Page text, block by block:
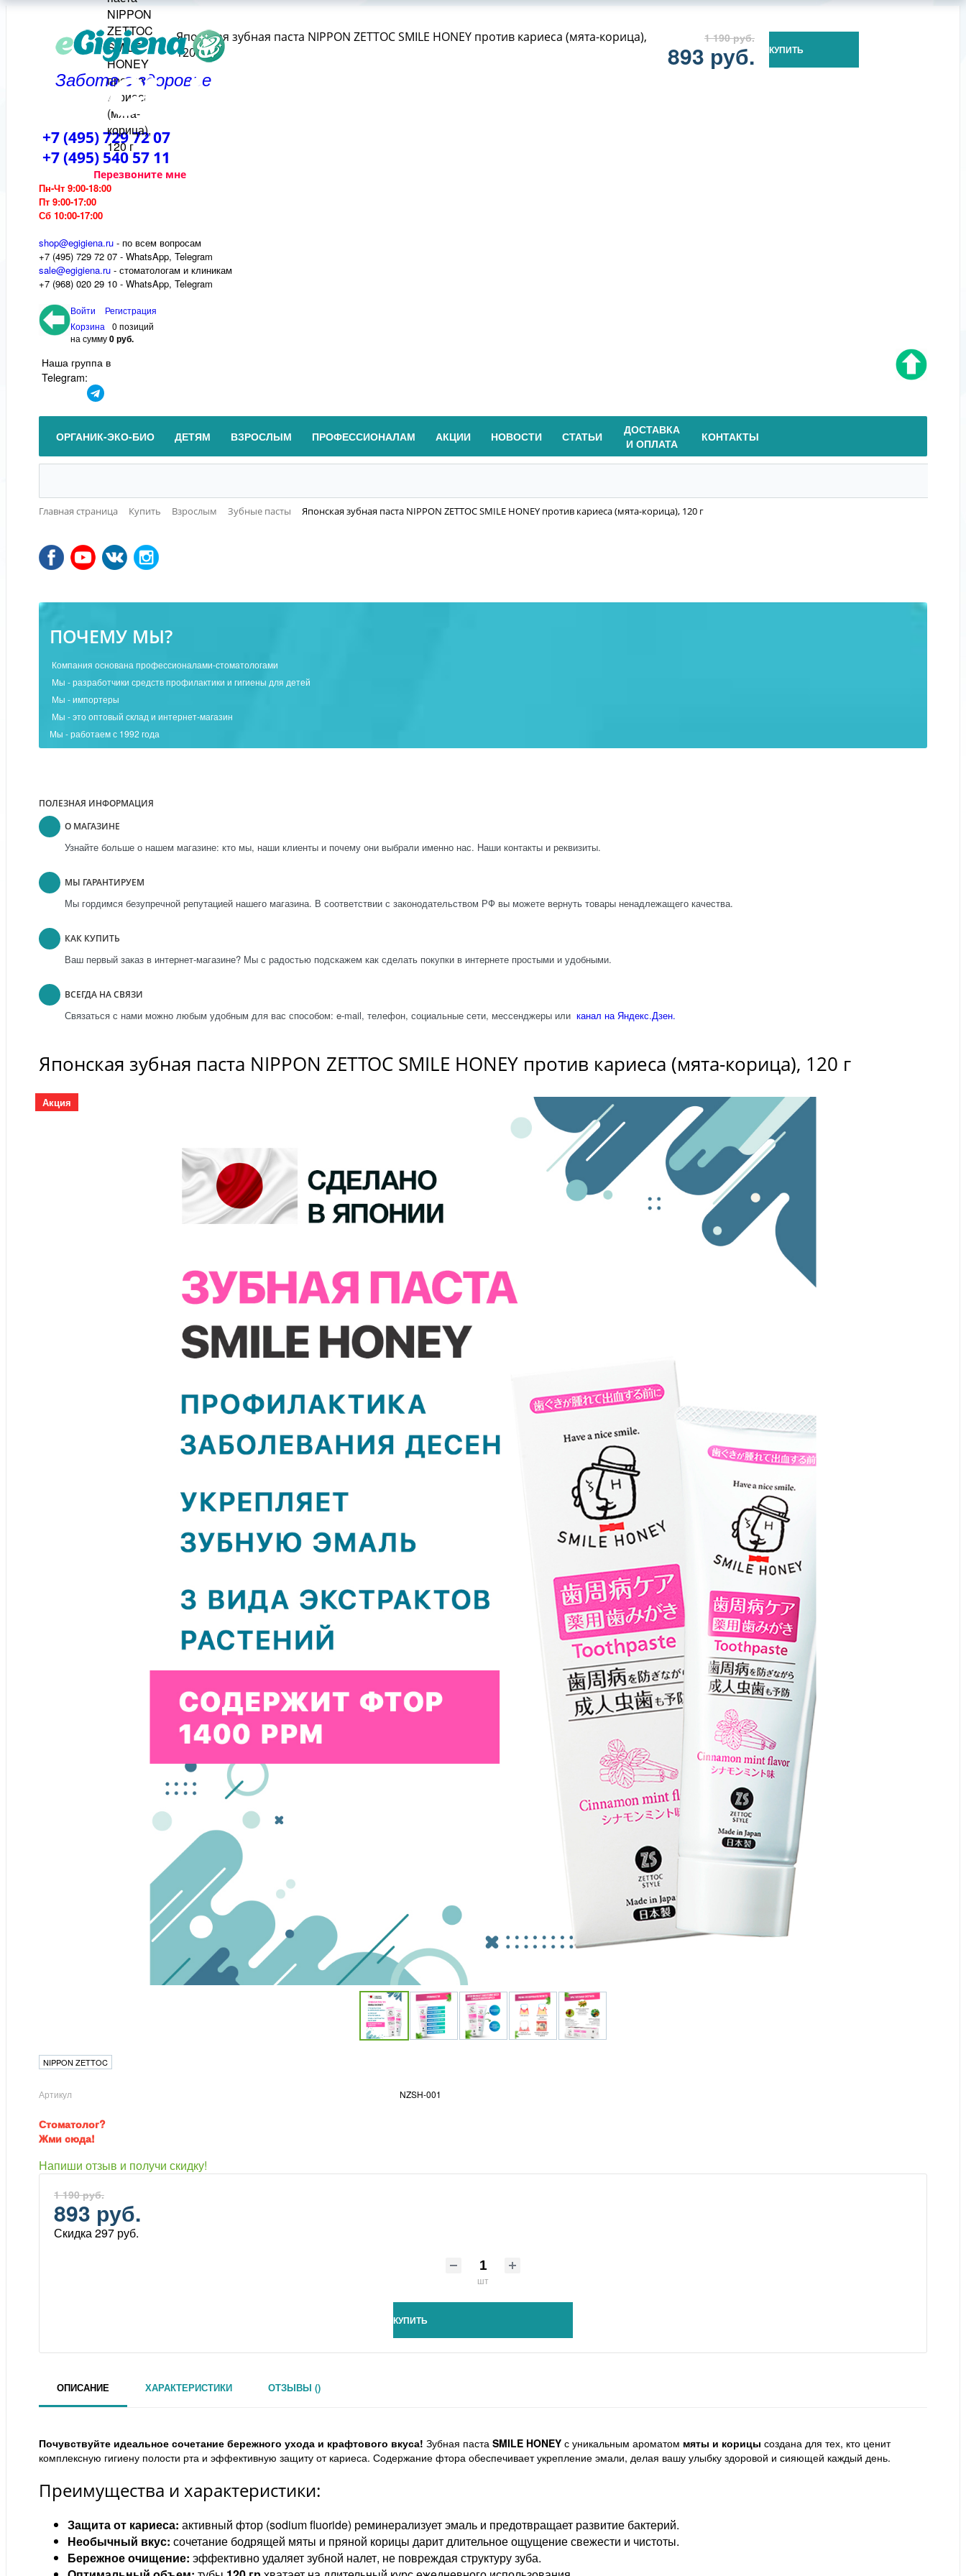
Забота о здоровье
+7 (495) 729 72 07
+7 (495) 540 57 11
Перезвоните мне
Пн-Чт 9:00-18:00
Пт 9:00-17:00
Сб 10:00-17:00
shop@egigiena.ru - по всем вопросам
‎+7 (495) 729 72 07 - WhatsApp, Telegram
sale@egigiena.ru - стоматологам и клиникам
+7 (968) 020 29 10 - WhatsApp, Telegram
Войти
Регистрация
Корзина
0 позиций
на сумму0 руб.
Наша группа в
Telegram:
ОРГАНИК-ЭКО-БИО ДЕТЯМ ВЗРОСЛЫМ ПРОФЕССИОНАЛАМ АКЦИИ НОВОСТИ СТАТЬИ
ДОСТАВКА
И ОПЛАТА
КОНТАКТЫ
Главная страница Купить Взрослым Зубные пасты Японская зубная паста NIPPON ZETTOC SMILE HONEY против кариеса (мята-корица), 120 г
ПОЧЕМУ МЫ?
Компания основана профессионалами-стоматологами
Мы - разработчики средств профилактики и гигиены для детей
Мы - импортеры
Мы - это оптовый склад и интернет-магазин
Мы - работаем с 1992 года
ПОЛЕЗНАЯ ИНФОРМАЦИЯ
О МАГАЗИНЕ
Узнайте больше о нашем магазине: кто мы, наши клиенты и почему они выбрали именно нас. Наши контакты и реквизиты.
МЫ ГАРАНТИРУЕМ
Мы гордимся безупречной репутацией нашего магазина. В соответствии с законодательством РФ вы можете вернуть товары ненадлежащего качества.
КАК КУПИТЬ
Ваш первый заказ в интернет-магазине? Мы с радостью подскажем как сделать покупки в интернете простыми и удобными.
ВСЕГДА НА СВЯЗИ
Связаться с нами можно любым удобным для вас способом: e-mail, телефон, социальные сети, мессенджеры или канал на Яндекс.Дзен.
Японская зубная паста NIPPON ZETTOC SMILE HONEY против кариеса (мята-корица), 120 г
Акция
NIPPON ZETTOC
Артикул NZSH-001
Стоматолог?
Жми сюда!
Напиши отзыв и получи скидку!
1 190 руб.
893 руб.
Скидка 297 руб.
шт
КУПИТЬ
ОПИСАНИЕ ХАРАКТЕРИСТИКИ ОТЗЫВЫ ()
Почувствуйте идеальное сочетание бережного ухода и крафтового вкуса! Зубная паста SMILE HONEY с уникальным ароматом мяты и корицы создана для тех, кто ценит
комплексную гигиену полости рта и эффективную защиту от кариеса. Содержание фтора обеспечивает укрепление эмали, делая вашу улыбку здоровой и сияющей каждый день.
Преимущества и характеристики:
Защита от кариеса: активный фтор (sodium fluoride) реминерализует эмаль и предотвращает развитие бактерий.
Необычный вкус: сочетание бодрящей мяты и пряной корицы дарит длительное ощущение свежести и чистоты.
Бережное очищение: эффективно удаляет зубной налет, не повреждая структуру зуба.
Японская зубная паста NIPPON ZETTOC SMILE HONEY против кариеса (мята-корица),
120 г
1 190 руб.
893 руб. КУПИТЬ